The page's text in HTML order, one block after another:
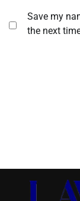
Save my
the next